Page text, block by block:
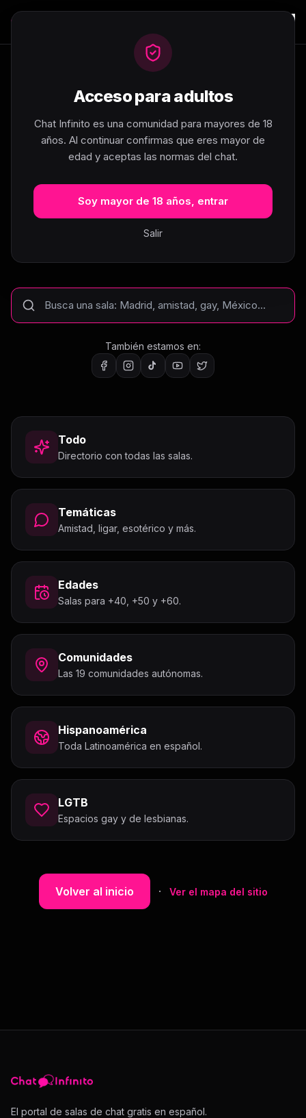
Acceso para adultos
Chat Infinito es una comunidad para mayores de 18
años. Al continuar confirmas que eres mayor de
edad y aceptas las normas del chat.
Soy mayor de 18 años, entrar
Salir
404
Esta sala no existe... pero hay
muchas más
La página que buscas no se ha encontrado.
Busca tu sala de chat o explora las categorías
También estamos en:
Todo
Directorio con todas las salas.
Temáticas
Amistad, ligar, esotérico y más.
Edades
Salas para +40, +50 y +60.
Comunidades
Las 19 comunidades autónomas.
Hispanoamérica
Toda Latinoamérica en español.
LGTB
Espacios gay y de lesbianas.
Volver al inicio · Ver el mapa del sitio
El portal de salas de chat gratis en español.